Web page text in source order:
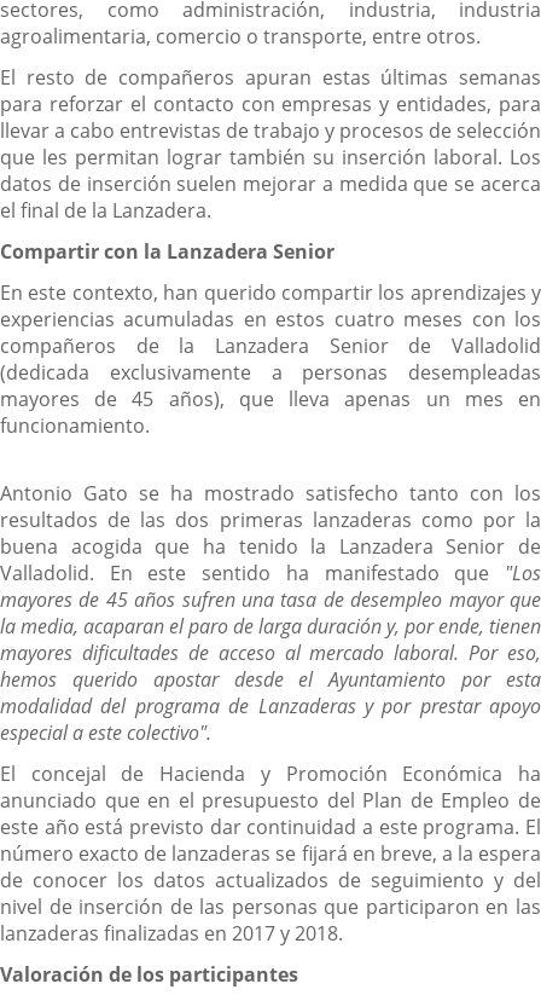
sectores, como administración, industria, industria
agroalimentaria, comercio o transporte, entre otros.
El resto de compañeros apuran estas últimas semanas
para reforzar el contacto con empresas y entidades, para
llevar a cabo entrevistas de trabajo y procesos de selección
que les permitan lograr también su inserción laboral. Los
datos de inserción suelen mejorar a medida que se acerca
el final de la Lanzadera.
Compartir con la Lanzadera Senior
En este contexto, han querido compartir los aprendizajes y
experiencias acumuladas en estos cuatro meses con los
compañeros de la Lanzadera Senior de Valladolid
(dedicada exclusivamente a personas desempleadas
mayores de 45 años), que lleva apenas un mes en
funcionamiento.
Antonio Gato se ha mostrado satisfecho tanto con los
resultados de las dos primeras lanzaderas como por la
buena acogida que ha tenido la Lanzadera Senior de
Valladolid. En este sentido ha manifestado que "Los
mayores de 45 años sufren una tasa de desempleo mayor que
la media, acaparan el paro de larga duración y, por ende, tienen
mayores dificultades de acceso al mercado laboral. Por eso,
hemos querido apostar desde el Ayuntamiento por esta
modalidad del programa de Lanzaderas y por prestar apoyo
especial a este colectivo".
El concejal de Hacienda y Promoción Económica ha
anunciado que en el presupuesto del Plan de Empleo de
este año está previsto dar continuidad a este programa. El
número exacto de lanzaderas se fijará en breve, a la espera
de conocer los datos actualizados de seguimiento y del
nivel de inserción de las personas que participaron en las
lanzaderas finalizadas en 2017 y 2018.
Valoración de los participantes